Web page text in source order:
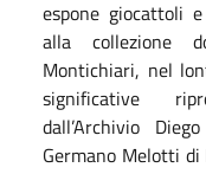
espone giocattoli
alla collezione
Montichiari, nel
significative
dall’Archivio
Germano Melotti